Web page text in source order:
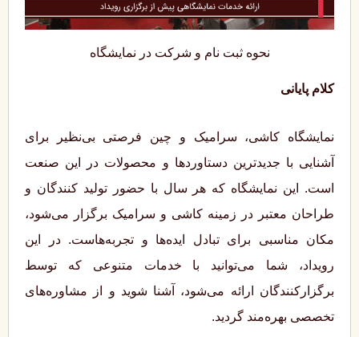
نحوه ثبت نام و شرکت در نمایشگاه
کلام پایانی
نمایشگاه کاشی، سرامیک و چین فرصتی بی‌نظیر برای
آشنایی با جدیدترین دستاوردها و محصولات در این صنعت
است. این نمایشگاه که هر سال با حضور تولید کنندگان و
طراحان معتبر در زمینه کاشی و سرامیک برگزار می‌شود،
مکان مناسبی برای تبادل ایده‌ها و تجربه‌هاست. در این
رویداد، شما می‌توانید با خدمات متنوعی که توسط
برگزارکنندگان ارائه می‌شود، آشنا شوید و از مشاوره‌های
تخصصی بهره‌مند گردید.